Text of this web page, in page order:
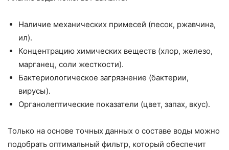
Наличие механических примесей (песок, ржавчина,
ил).
Концентрацию химических веществ (хлор, железо,
марганец, соли жесткости).
Бактериологическое загрязнение (бактерии,
вирусы).
Органолептические показатели (цвет, запах, вкус).
Только на основе точных данных о составе воды можно
подобрать оптимальный фильтр, который обеспечит